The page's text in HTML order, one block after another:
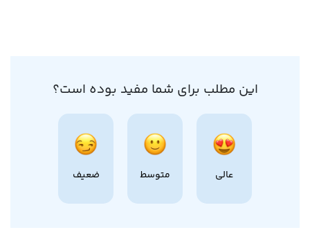
این مطلب برای شما مفید بوده است؟
عالی متوسط ضعیف